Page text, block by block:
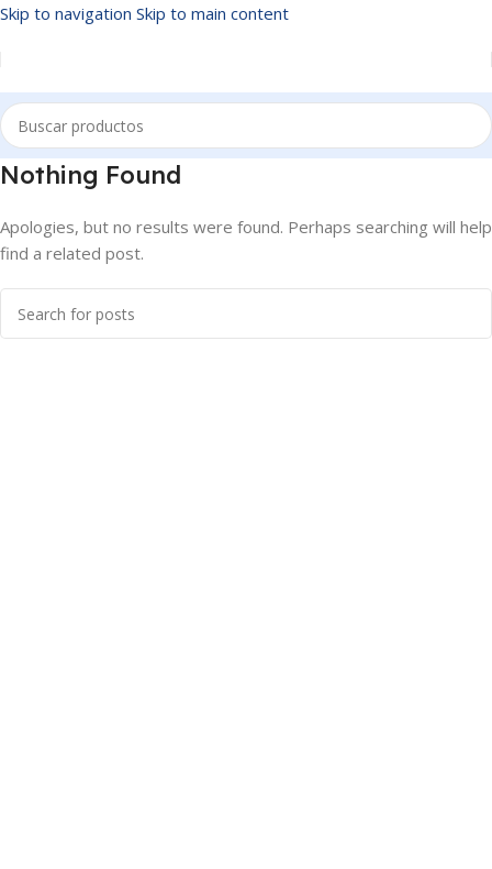
Skip to navigation Skip to main content
Nothing Found
Apologies, but no results were found. Perhaps searching will help
find a related post.